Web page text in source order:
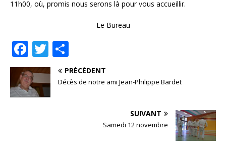
11h00, où, promis nous serons là pour vous accueillir.
Le Bureau
F
a
c
e
T
w
it
te
ar
ta
PRÉCÉDENT
Décès de notre ami Jean-Philippe Bardet
SUIVANT
Samedi 12 novembre